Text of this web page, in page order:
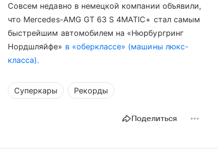
Совсем недавно в немецкой компании объявили,
что Mercedes-AMG GT 63 S 4MATIC+ стал самым
быстрейшим автомобилем на «Нюрбургринг
Нордшляйфе» в «оберклассе» (машины люкс-
класса).
Суперкары Рекорды
Поделиться